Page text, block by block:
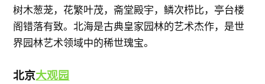
树木葱茏，花繁叶茂，斋堂殿宇，鳞次栉比，亭台楼
阁错落有致。北海是古典皇家园林的艺术杰作，是世
界园林艺术领域中的稀世瑰宝。
北京大观园